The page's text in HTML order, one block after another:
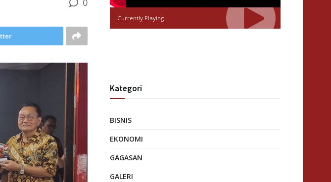
0
Currently Playing
Kategori
BISNIS
EKONOMI
GAGASAN
GALERI